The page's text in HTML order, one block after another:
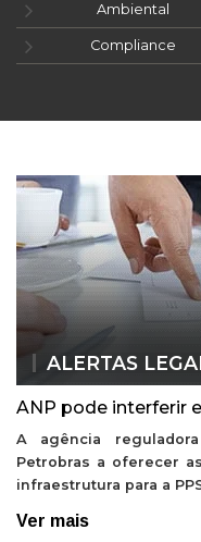
Ambiental
Compliance
ALERTAS
ANP pode interferir
A agência
Petrobras a oferecer
infraestrutura para a
Ver mais